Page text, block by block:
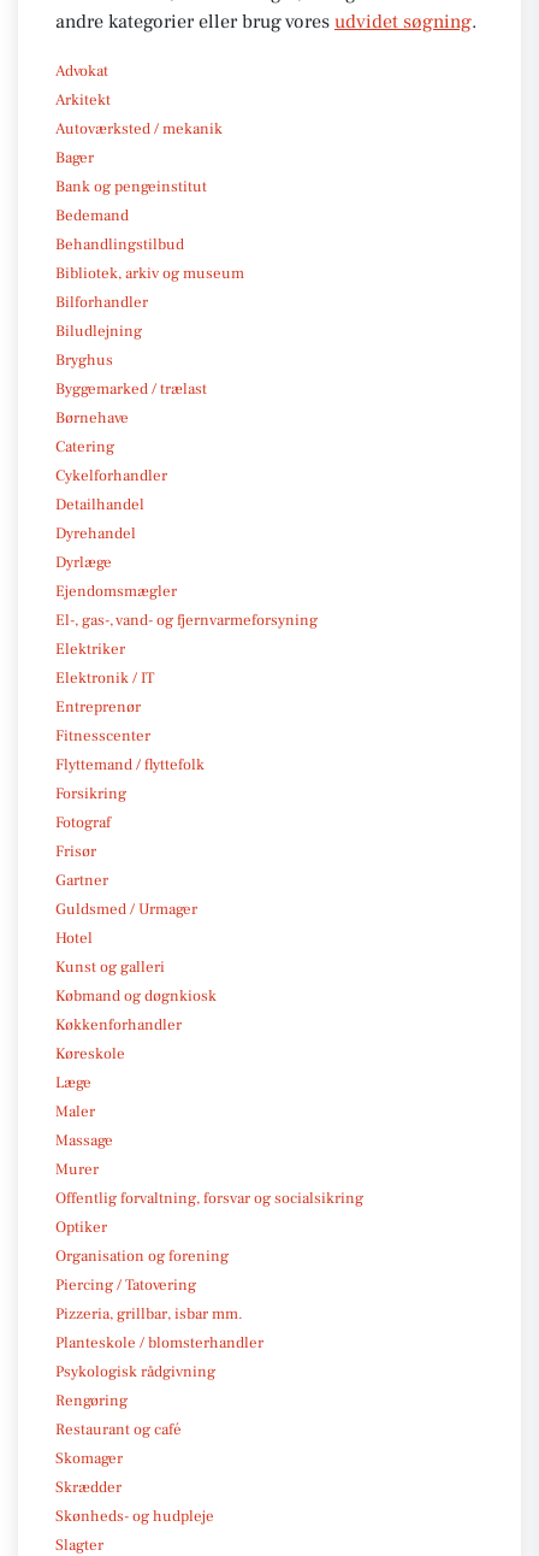
andre kategorier eller brug vores udvidet søgning.
Advokat
Arkitekt
Autoværksted / mekanik
Bager
Bank og pengeinstitut
Bedemand
Behandlingstilbud
Bibliotek, arkiv og museum
Bilforhandler
Biludlejning
Bryghus
Byggemarked / trælast
Børnehave
Catering
Cykelforhandler
Detailhandel
Dyrehandel
Dyrlæge
Ejendomsmægler
El-, gas-, vand- og fjernvarmeforsyning
Elektriker
Elektronik / IT
Entreprenør
Fitnesscenter
Flyttemand / flyttefolk
Forsikring
Fotograf
Frisør
Gartner
Guldsmed / Urmager
Hotel
Kunst og galleri
Købmand og døgnkiosk
Køkkenforhandler
Køreskole
Læge
Maler
Massage
Murer
Offentlig forvaltning, forsvar og socialsikring
Optiker
Organisation og forening
Piercing / Tatovering
Pizzeria, grillbar, isbar mm.
Planteskole / blomsterhandler
Psykologisk rådgivning
Rengøring
Restaurant og café
Skomager
Skrædder
Skønheds- og hudpleje
Slagter